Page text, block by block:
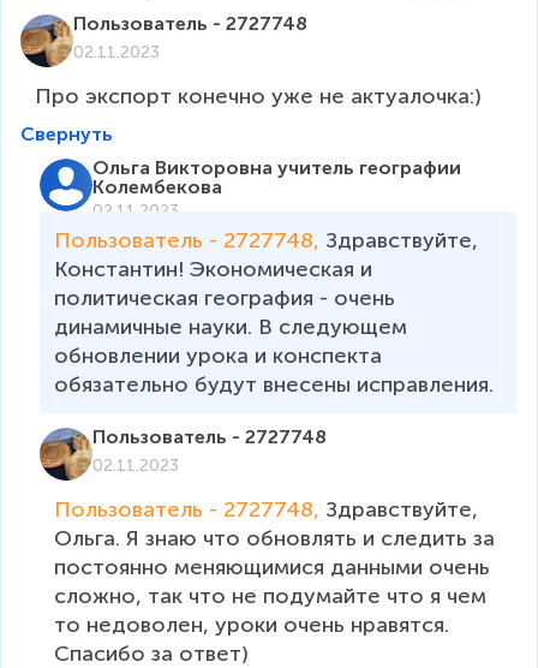
Пользователь - 2727748
02.11.2023
Про экспорт конечно уже не актуалочка:)
Свернуть
Ольга Викторовна учитель географии
Колембекова
02.11.2023
Пользователь - 2727748, Здравствуйте,
Константин! Экономическая и
политическая география - очень
динамичные науки. В следующем
обновлении урока и конспекта
обязательно будут внесены исправления.
Пользователь - 2727748
02.11.2023
Пользователь - 2727748, Здравствуйте,
Ольга. Я знаю что обновлять и следить за
постоянно меняющимися данными очень
сложно, так что не подумайте что я чем
то недоволен, уроки очень нравятся.
Спасибо за ответ)